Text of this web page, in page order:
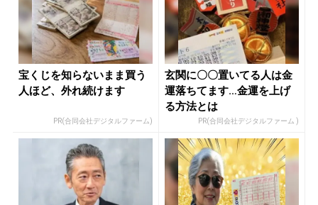
宝くじを知らないまま買う
人ほど、外れ続けます
PR(合同会社デジタルファーム)
玄関に〇〇置いてる人は金
運落ちてます…金運を上げ
る方法とは
PR(合同会社デジタルファーム )